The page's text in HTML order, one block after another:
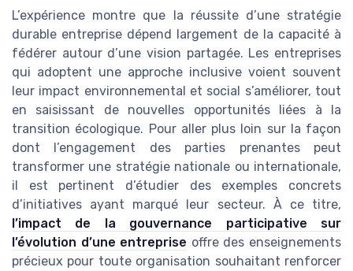
L’expérience montre que la réussite d’une stratégie
durable entreprise dépend largement de la capacité à
fédérer autour d’une vision partagée. Les entreprises
qui adoptent une approche inclusive voient souvent
leur impact environnemental et social s’améliorer, tout
en saisissant de nouvelles opportunités liées à la
transition écologique. Pour aller plus loin sur la façon
dont l’engagement des parties prenantes peut
transformer une stratégie nationale ou internationale,
il est pertinent d’étudier des exemples concrets
d’initiatives ayant marqué leur secteur. À ce titre,
l’impact de la gouvernance participative sur
l’évolution d’une entreprise offre des enseignements
précieux pour toute organisation souhaitant renforcer